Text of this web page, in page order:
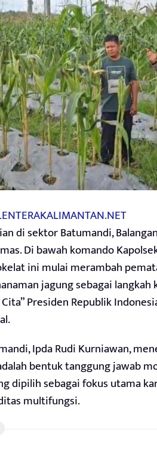
di sektor Batumandi,
Di bawah komando
ini mulai merambah
jagung sebagai
Presiden Republik
Ipda Rudi Kurniawan,
bentuk tanggung jawab
dipilih sebagai fokus utama
multifungsi.